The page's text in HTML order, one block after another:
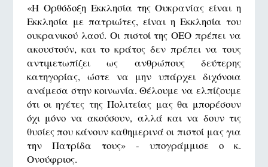
«Η Ορθόδοξη Εκκλησία της Ουκρανίας είναι η
Εκκλησία με πατριώτες, είναι η Εκκλησία του
ουκρανικού λαού. Οι πιστοί της ΟΕΟ πρέπει να
ακουστούν, και το κράτος δεν πρέπει να τους
αντιμετωπίζει ως ανθρώπους δεύτερης
κατηγορίας, ώστε να μην υπάρχει διχόνοια
ανάμεσα στην κοινωνία. Θέλουμε να ελπίζουμε
ότι οι ηγέτες της Πολιτείας μας θα μπορέσουν
όχι μόνο να ακούσουν, αλλά και να δουν τις
θυσίες που κάνουν καθημερινά οι πιστοί μας για
την Πατρίδα τους» - υπογράμμισε ο κ.
Ονούφριος.